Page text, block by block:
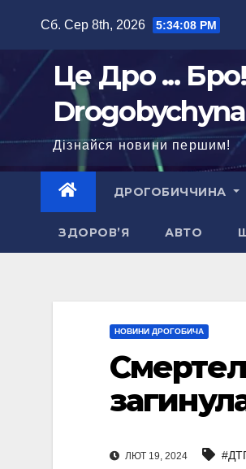
Сб. Сер 8th, 2026 5:34:09 PM
Це Дро ...
Drogobychyna
Дізнайся новини першим!
ДРОГОБИЧЧИНА
ЗДОРОВ’Я АВТО
НОВИНИ ДРОГОБИЧА
ЛЮТ 19, 2024